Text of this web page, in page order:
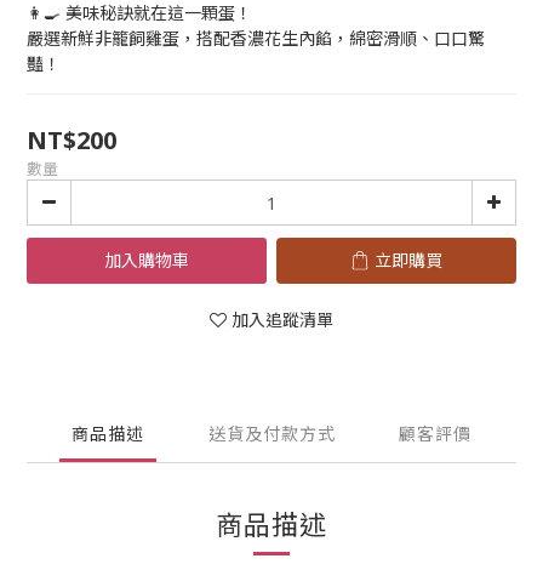
👩‍🍳 美味秘訣就在這一顆蛋！
嚴選新鮮非籠飼雞蛋，搭配香濃花生內餡，綿密滑順、口口驚
豔！
NT$200
數量
加入購物車 立即購買
加入追蹤清單
商品描述 送貨及付款方式 顧客評價
商品描述